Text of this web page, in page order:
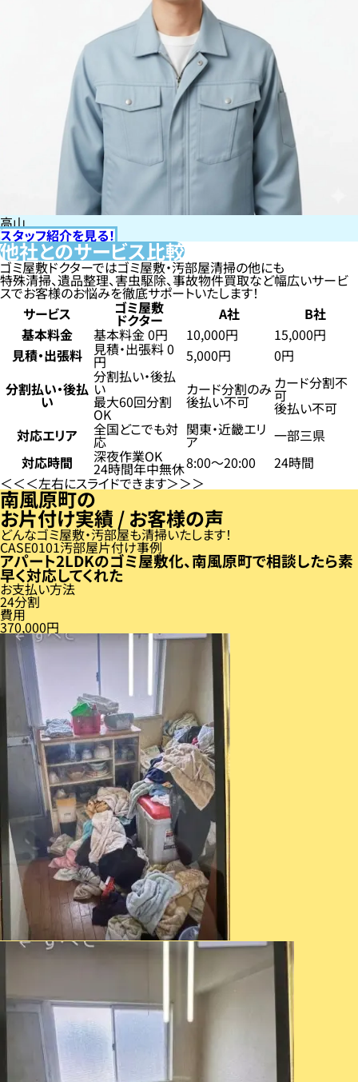
高山
スタッフ紹介を見る！
他社とのサービス比較
ゴミ屋敷ドクターではゴミ屋敷・汚部屋清掃の他にも
特殊清掃、遺品整理、害虫駆除、事故物件買取など幅広いサービ
スでお客様のお悩みを徹底サポートいたします！
サービス
ゴミ屋敷
ドクター A社
B社
基本料金
基本料金 0円 10,000円
15,000円
見積・出張料
見積・出張料 0
円 5,000円
0円
分割払い・後払
い
分割払い・後払
い
最大60回分割
OK
カード分割のみ
後払い不可
カード分割不
可
後払い不可
対応エリア
全国どこでも対
応
関東・近畿エリ
ア
一部三県
対応時間
深夜作業OK
24時間年中無休8:00〜20:00
24時間
左右にスライドできます
南風原町の
お片付け実績 / お客様の声
どんなゴミ屋敷・汚部屋も清掃いたします！
CASE 01汚部屋片付け事例
アパート2LDKのゴミ屋敷化、南風原町で相談したら素
早く対応してくれた
お支払い方法
24分割
費用
370,000円